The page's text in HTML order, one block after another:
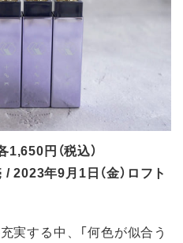
円（税込）
2023年9月1日（金）ロフト
実する中、「何色が似合う